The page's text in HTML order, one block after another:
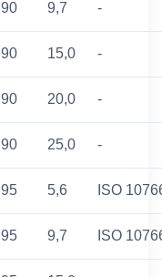
90 9,7 -
90 15,0 -
90 20,0 -
90 25,0 -
95 5,6 ISO
95 9,7 ISO